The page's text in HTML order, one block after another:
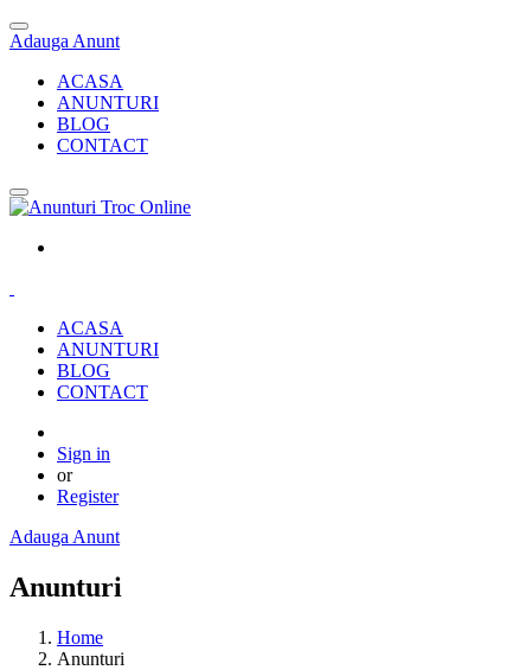
Adauga Anunt
ACASA
ANUNTURI
BLOG
CONTACT
ACASA
ANUNTURI
BLOG
CONTACT
Sign in
or
Register
Adauga Anunt
Anunturi
Home
Anunturi